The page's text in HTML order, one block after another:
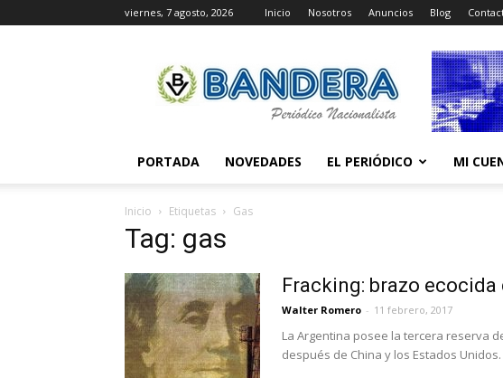
viernes, 7 agosto, 2026 Inicio Nosotros Anuncios Blog
Bandera
PORTADA NOVEDADES EL PERIÓDICO MI
Inicio Etiquetas Gas
Tag: gas
Fracking: brazo
Walter Romero - 11 febrero, 2017
La Argentina posee la tercera reserva
después de China y los Estados